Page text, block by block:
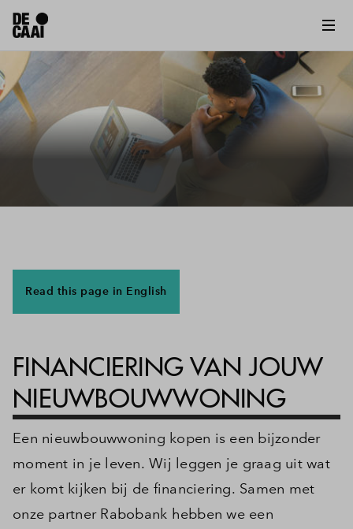
Read this page in English
FINANCIERING VAN JOUW
NIEUWBOUWWONING
Een nieuwbouwwoning kopen is een bijzonder
moment in je leven. Wij leggen je graag uit wat
er komt kijken bij de financiering. Samen met
onze partner Rabobank hebben we een